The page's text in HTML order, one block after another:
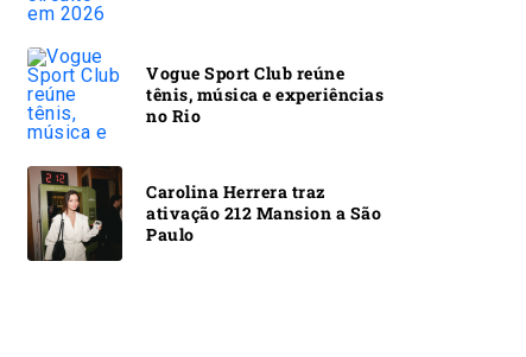
Vogue Sport Club reúne
tênis, música e experiências
no Rio
Carolina Herrera traz
ativação 212 Mansion a São
Paulo